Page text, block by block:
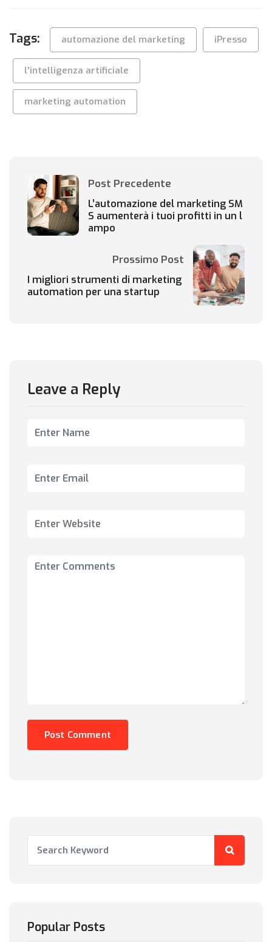
Tags: automazione del marketing iPresso
l'intelligenza artificiale
marketing automation
Post Precedente
L’automazione del marketing SM
S aumenterà i tuoi profitti in un l
ampo
Prossimo Post
I migliori strumenti di marketing
automation per una startup
Leave a Reply
Popular Posts